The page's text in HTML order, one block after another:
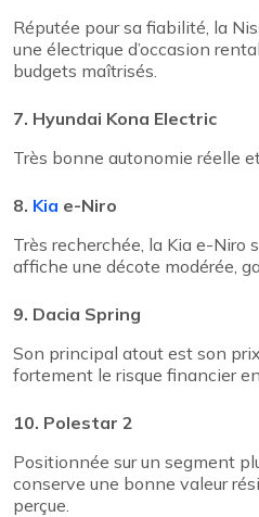
Réputée pour sa fiabilité, la
une électrique d’occasion
budgets maîtrisés.
7. Hyundai Kona Electric
Très bonne autonomie réelle
8. Kia e-Niro
Très recherchée, la Kia e-Niro
affiche une décote modérée,
9. Dacia Spring
Son principal atout est son
fortement le risque financier
10. Polestar 2
Positionnée sur un segment
conserve une bonne valeur
perçue.